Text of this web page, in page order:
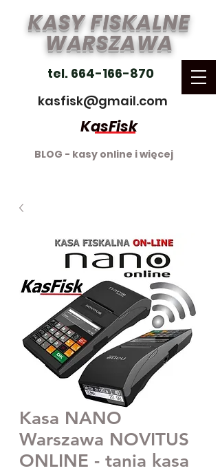
KASY FISKALNE
WARSZAWA
tel. 664-166-870
kasfisk@gmail.com
BLOG - kasy online i więcej
KasFisk
Kasa NANO
Warszawa NOVITUS
ONLINE - tania kasa